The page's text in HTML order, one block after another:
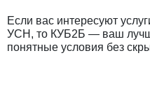
Если вас интересуют
УСН, то КУБ2Б — ваш
понятные условия без